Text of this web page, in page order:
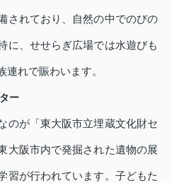
されており、自然の中でのびの
に、せせらぎ広場では水遊びも
れで賑わいます。
ー
のが「東大阪市立埋蔵文化財セ
大阪市内で発掘された遺物の展
習が行われています。子どもた